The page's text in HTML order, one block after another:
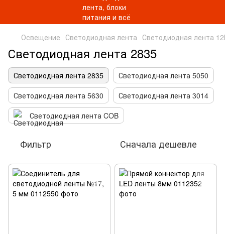
Освещение Светодиодная лента Светодиодная лента
Светодиодная лента 2835
Светодиодная лента 2835
Светодиодная лента 5050
Светодиодная лента 5630
Светодиодная лента 3014
Светодиодная лента COB
Фильтр Сначала дешевле